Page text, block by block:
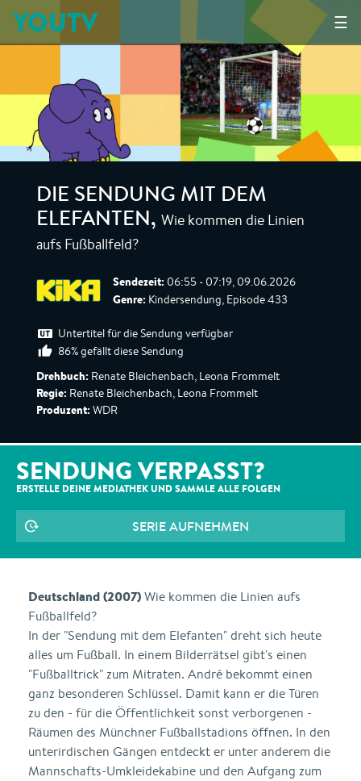
☰
YOUTV
DIE SENDUNG MIT DEM
ELEFANTEN, Wie kommen die Linien
aufs Fußballfeld?
Sendezeit: 06:55 - 07:19, 09.06.2026
Genre: Kindersendung, Episode 433
Untertitel für die Sendung verfügbar
86% gefällt diese Sendung
Drehbuch: Renate Bleichenbach, Leona Frommelt
Regie: Renate Bleichenbach, Leona Frommelt
Produzent: WDR
SENDUNG VERPASST?
ERSTELLE DEINE MEDIATHEK UND SAMMLE ALLE FOLGEN
SERIE AUFNEHMEN
Deutschland (2007)Wie kommen die Linien aufs
Fußballfeld?
In der "Sendung mit dem Elefanten" dreht sich heute
alles um Fußball. In einem Bilderrätsel gibt's einen
"Fußballtrick" zum Mitraten. André bekommt einen
ganz besonderen Schlüssel. Damit kann er die Türen
zu den - für die Öffentlichkeit sonst verborgenen -
Räumen des Münchner Fußballstadions öffnen. In den
unterirdischen Gängen entdeckt er unter anderem die
Mannschafts-Umkleidekabine und den Aufgang zum